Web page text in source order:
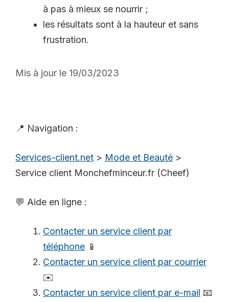
à pas à mieux se nourrir ;
les résultats sont à la hauteur et sans
frustration.
Mis à jour le 19/03/2023
📍 Navigation :
Services-client.net > Mode et Beauté >
Service client Monchefminceur.fr (Cheef)
💬 Aide en ligne :
Contacter un service client par
téléphone 📱
Contacter un service client par courrier
✉️
Contacter un service client par e-mail 📧